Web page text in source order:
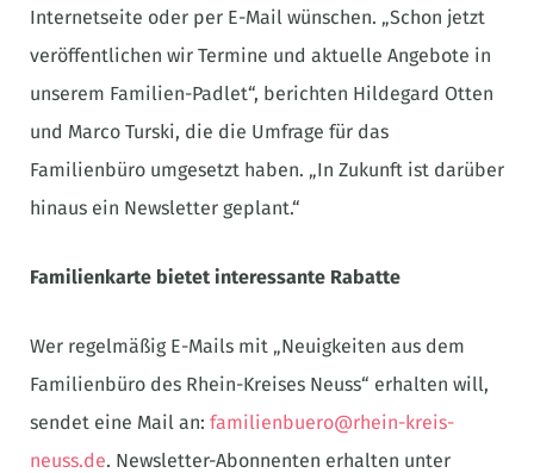
Internetseite oder per E-Mail wünschen. „Schon jetzt
veröffentlichen wir Termine und aktuelle Angebote in
unserem Familien-Padlet“, berichten Hildegard Otten
und Marco Turski, die die Umfrage für das
Familienbüro umgesetzt haben. „In Zukunft ist darüber
hinaus ein Newsletter geplant.“
Familienkarte bietet interessante Rabatte
Wer regelmäßig E-Mails mit „Neuigkeiten aus dem
Familienbüro des Rhein-Kreises Neuss“ erhalten will,
sendet eine Mail an: familienbuero@rhein-kreis-
neuss.de. Newsletter-Abonnenten erhalten unter